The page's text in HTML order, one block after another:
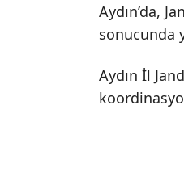
Aydın’da,
sonucunda
Aydın İl